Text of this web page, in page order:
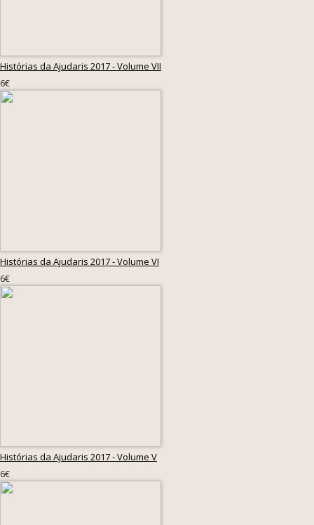
Histórias da Ajudaris 2017 - Volume VII
6€
Histórias da Ajudaris 2017 - Volume VI
6€
Histórias da Ajudaris 2017 - Volume V
6€